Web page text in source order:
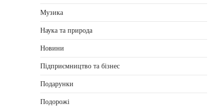
Музика
Наука та природа
Новини
Підприємництво та бізнес
Подарунки
Подорожі